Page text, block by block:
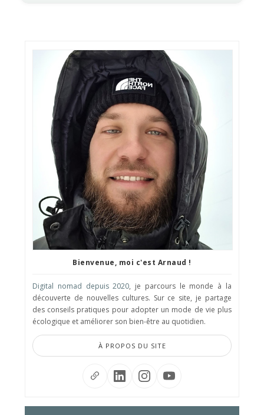
Bienvenue, moi c'est Arnaud !
Digital nomad depuis 2020, je parcours le monde à la
découverte de nouvelles cultures. Sur ce site, je partage
des conseils pratiques pour adopter un mode de vie plus
écologique et améliorer son bien-être au quotidien.
À PROPOS DU SITE